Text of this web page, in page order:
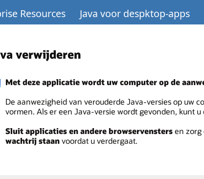
Resources Java voor despktop-apps
verwijderen
Met deze applicatie wordt uw computer op de
De aanwezigheid van verouderde Java-versies op uw
vormen. Als er een Java-versie wordt gevonden, kunt
Sluit applicaties en andere browservenstersen zorg
wachtrij staanvoordat u verdergaat.